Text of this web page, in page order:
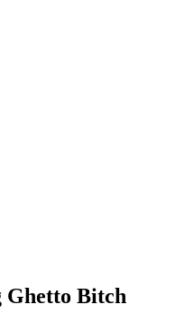
Ghetto Bitch